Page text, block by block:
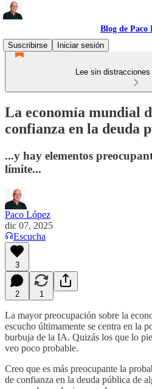
Blog de Paco
Suscribirse
Iniciar sesión
Lee sin
La economía mundial
confianza en la deuda
...y hay elementos
límite...
Paco López
dic 07, 2025
Escucha
3
2 1
La mayor preocupación sobre la
escucho últimamente se centra en la
burbuja de la IA. Quizás los que lo
veo poco probable.
Creo que es más preocupante la
de confianza en la deuda pública de